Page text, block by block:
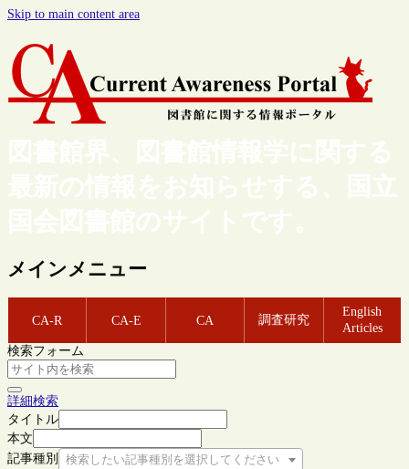
Skip to main content area
図書館界、図書館情報学に関する
最新の情報をお知らせする、国立
国会図書館のサイトです。
メインメニュー
CA-R CA-E CA 調査研究
English
Articles
検索フォーム
詳細検索
タイトル
本文
記事種別
検索したい記事種別を選択してください